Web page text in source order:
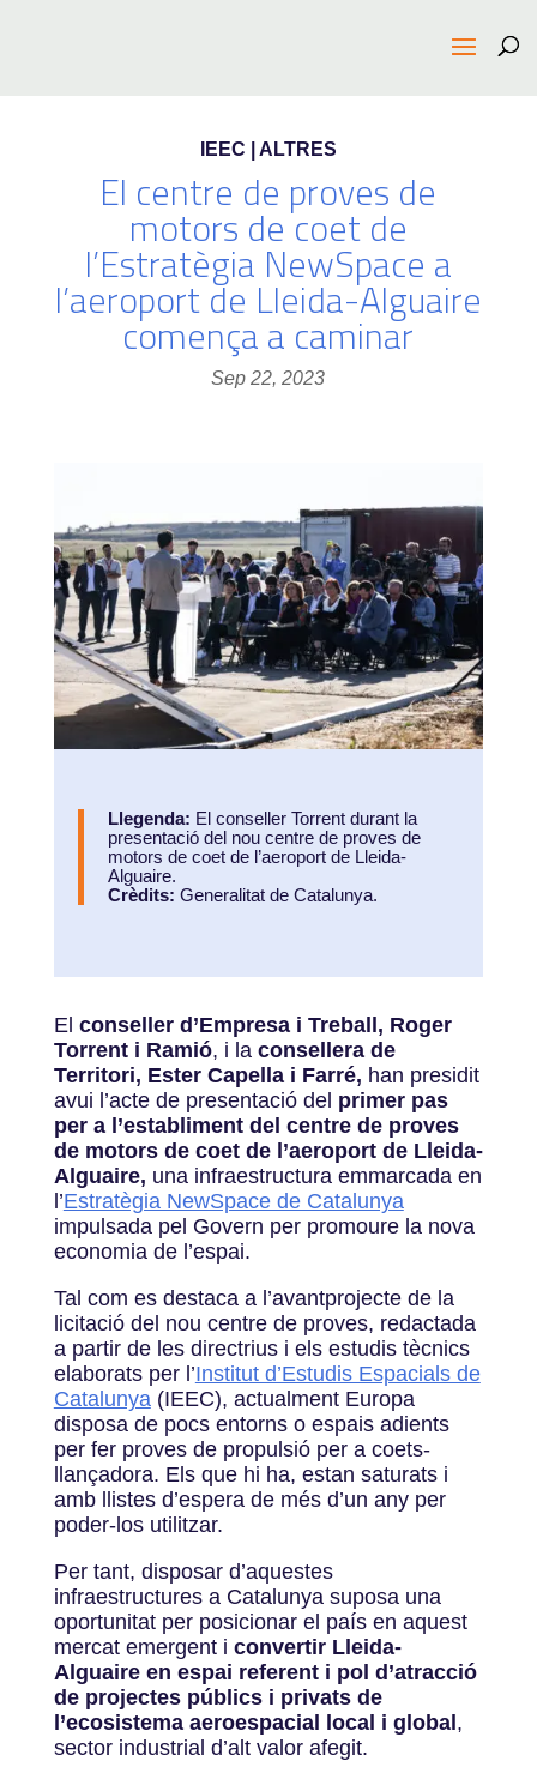
IEEC | ALTRES
El centre de proves de
motors de coet de
l’Estratègia NewSpace a
l’aeroport de Lleida-Alguaire
comença a caminar
Sep 22, 2023
Llegenda: El conseller Torrent durant la
presentació del nou centre de proves de
motors de coet de l’aeroport de Lleida-
Alguaire.
Crèdits: Generalitat de Catalunya.
El conseller d’Empresa i Treball, Roger
Torrent i Ramió, i la consellera de
Territori, Ester Capella i Farré, han presidit
avui l’acte de presentació del primer pas
per a l’establiment del centre de proves
de motors de coet de l’aeroport de Lleida-
Alguaire, una infraestructura emmarcada en
l’Estratègia NewSpace de Catalunya
impulsada pel Govern per promoure la nova
economia de l’espai.
Tal com es destaca a l’avantprojecte de la
licitació del nou centre de proves, redactada
a partir de les directrius i els estudis tècnics
elaborats per l’Institut d’Estudis Espacials de
Catalunya (IEEC), actualment Europa
disposa de pocs entorns o espais adients
per fer proves de propulsió per a coets-
llançadora. Els que hi ha, estan saturats i
amb llistes d’espera de més d’un any per
poder-los utilitzar.
Per tant, disposar d’aquestes
infraestructures a Catalunya suposa una
oportunitat per posicionar el país en aquest
mercat emergent i convertir Lleida-
Alguaire en espai referent i pol d’atracció
de projectes públics i privats de
l’ecosistema aeroespacial local i global,
sector industrial d’alt valor afegit.